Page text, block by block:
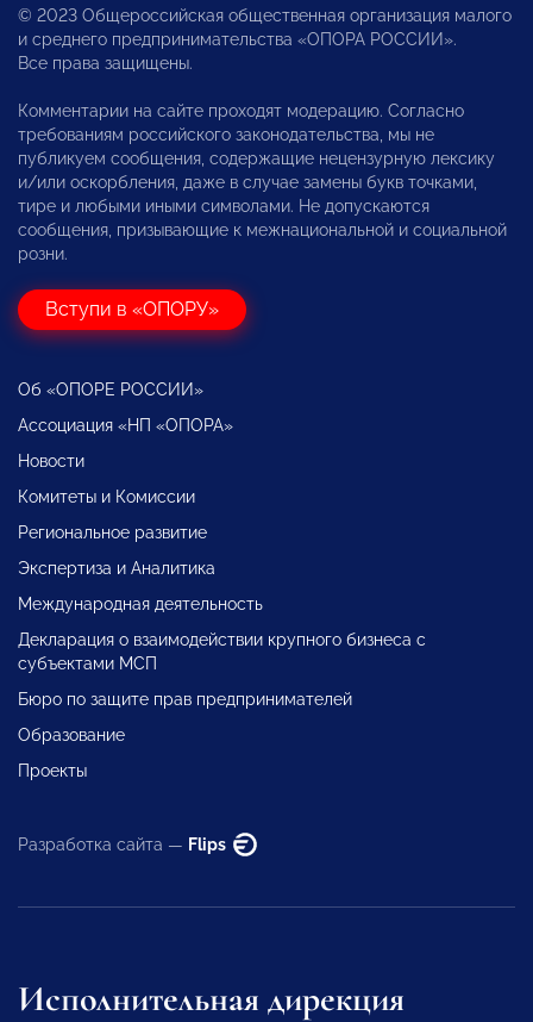
© 2023 Общероссийская общественная организация малого
и среднего предпринимательства «ОПОРА РОССИИ».
Все права защищены.
Комментарии на сайте проходят модерацию. Согласно
требованиям российского законодательства, мы не
публикуем сообщения, содержащие нецензурную лексику
и/или оскорбления, даже в случае замены букв точками,
тире и любыми иными символами. Не допускаются
сообщения, призывающие к межнациональной и социальной
розни.
Вступи в «ОПОРУ»
Об «ОПОРЕ РОССИИ»
Ассоциация «НП «ОПОРА»
Новости
Комитеты и Комиссии
Региональное развитие
Экспертиза и Аналитика
Международная деятельность
Декларация о взаимодействии крупного бизнеса с
субъектами МСП
Бюро по защите прав предпринимателей
Образование
Проекты
Разработка сайта — Flips
Исполнительная дирекция